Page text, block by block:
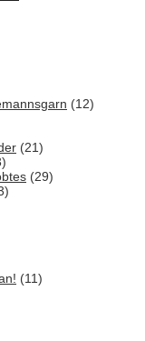
(12)
(21)
(29)
(11)